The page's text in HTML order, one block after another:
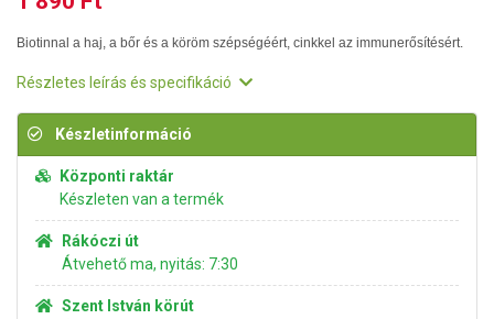
Biotinnal a haj, a bőr és a köröm szépségéért, cinkkel az immunerősítésért.
Részletes leírás és specifikáció
Készletinformáció
Központi raktár
Készleten van a termék
Rákóczi út
Átvehető ma, nyitás: 7:30
Szent István körút